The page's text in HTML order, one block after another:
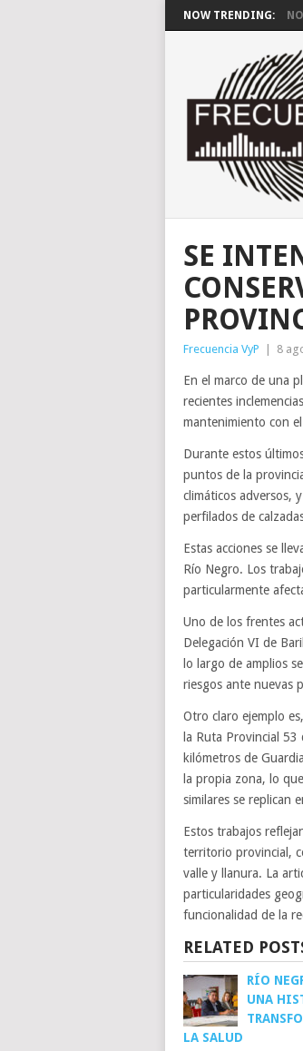
NOW TRENDING:
SE
Frecuencia VyP 8
En el marco de una
recientes
mantenimiento con
Durante estos
puntos de la
climáticos adversos,
perfilados de
Estas acciones se
Río Negro. Los
particularmente
Uno de los frentes
Delegación VI de
lo largo de amplios
riesgos ante nuevas
Otro claro ejemplo
la Ruta Provincial
kilómetros de
la propia zona, lo
similares se replican
Estos trabajos
territorio provincial,
valle y llanura. La
particularidades
funcionalidad de la
RELATED
RÍO
UNA
LA SALUD